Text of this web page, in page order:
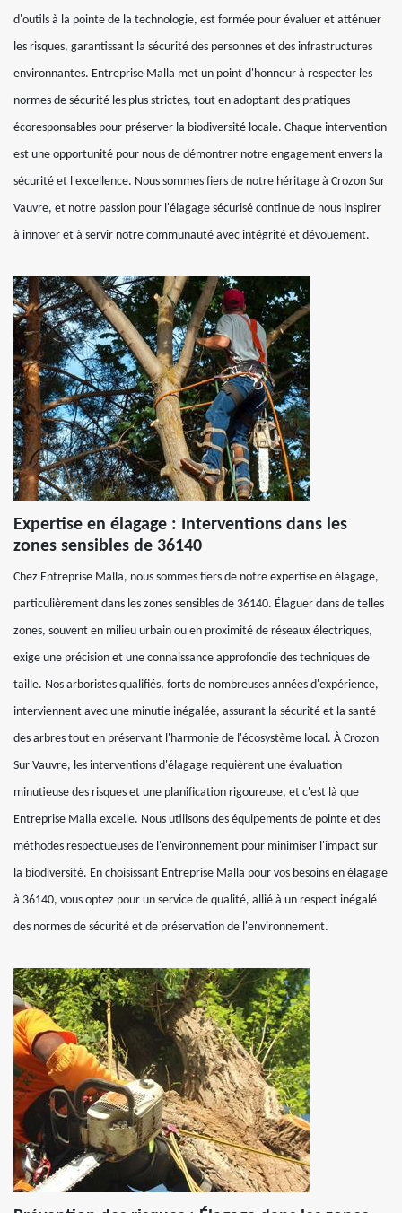
d'outils à la pointe de la technologie, est formée pour évaluer et atténuer
les risques, garantissant la sécurité des personnes et des infrastructures
environnantes. Entreprise Malla met un point d'honneur à respecter les
normes de sécurité les plus strictes, tout en adoptant des pratiques
écoresponsables pour préserver la biodiversité locale. Chaque intervention
est une opportunité pour nous de démontrer notre engagement envers la
sécurité et l'excellence. Nous sommes fiers de notre héritage à Crozon Sur
Vauvre, et notre passion pour l'élagage sécurisé continue de nous inspirer
à innover et à servir notre communauté avec intégrité et dévouement.
Expertise en élagage : Interventions dans les
zones sensibles de 36140
Chez Entreprise Malla, nous sommes fiers de notre expertise en élagage,
particulièrement dans les zones sensibles de 36140. Élaguer dans de telles
zones, souvent en milieu urbain ou en proximité de réseaux électriques,
exige une précision et une connaissance approfondie des techniques de
taille. Nos arboristes qualifiés, forts de nombreuses années d'expérience,
interviennent avec une minutie inégalée, assurant la sécurité et la santé
des arbres tout en préservant l'harmonie de l'écosystème local. À Crozon
Sur Vauvre, les interventions d'élagage requièrent une évaluation
minutieuse des risques et une planification rigoureuse, et c'est là que
Entreprise Malla excelle. Nous utilisons des équipements de pointe et des
méthodes respectueuses de l'environnement pour minimiser l'impact sur
la biodiversité. En choisissant Entreprise Malla pour vos besoins en élagage
à 36140, vous optez pour un service de qualité, allié à un respect inégalé
des normes de sécurité et de préservation de l'environnement.